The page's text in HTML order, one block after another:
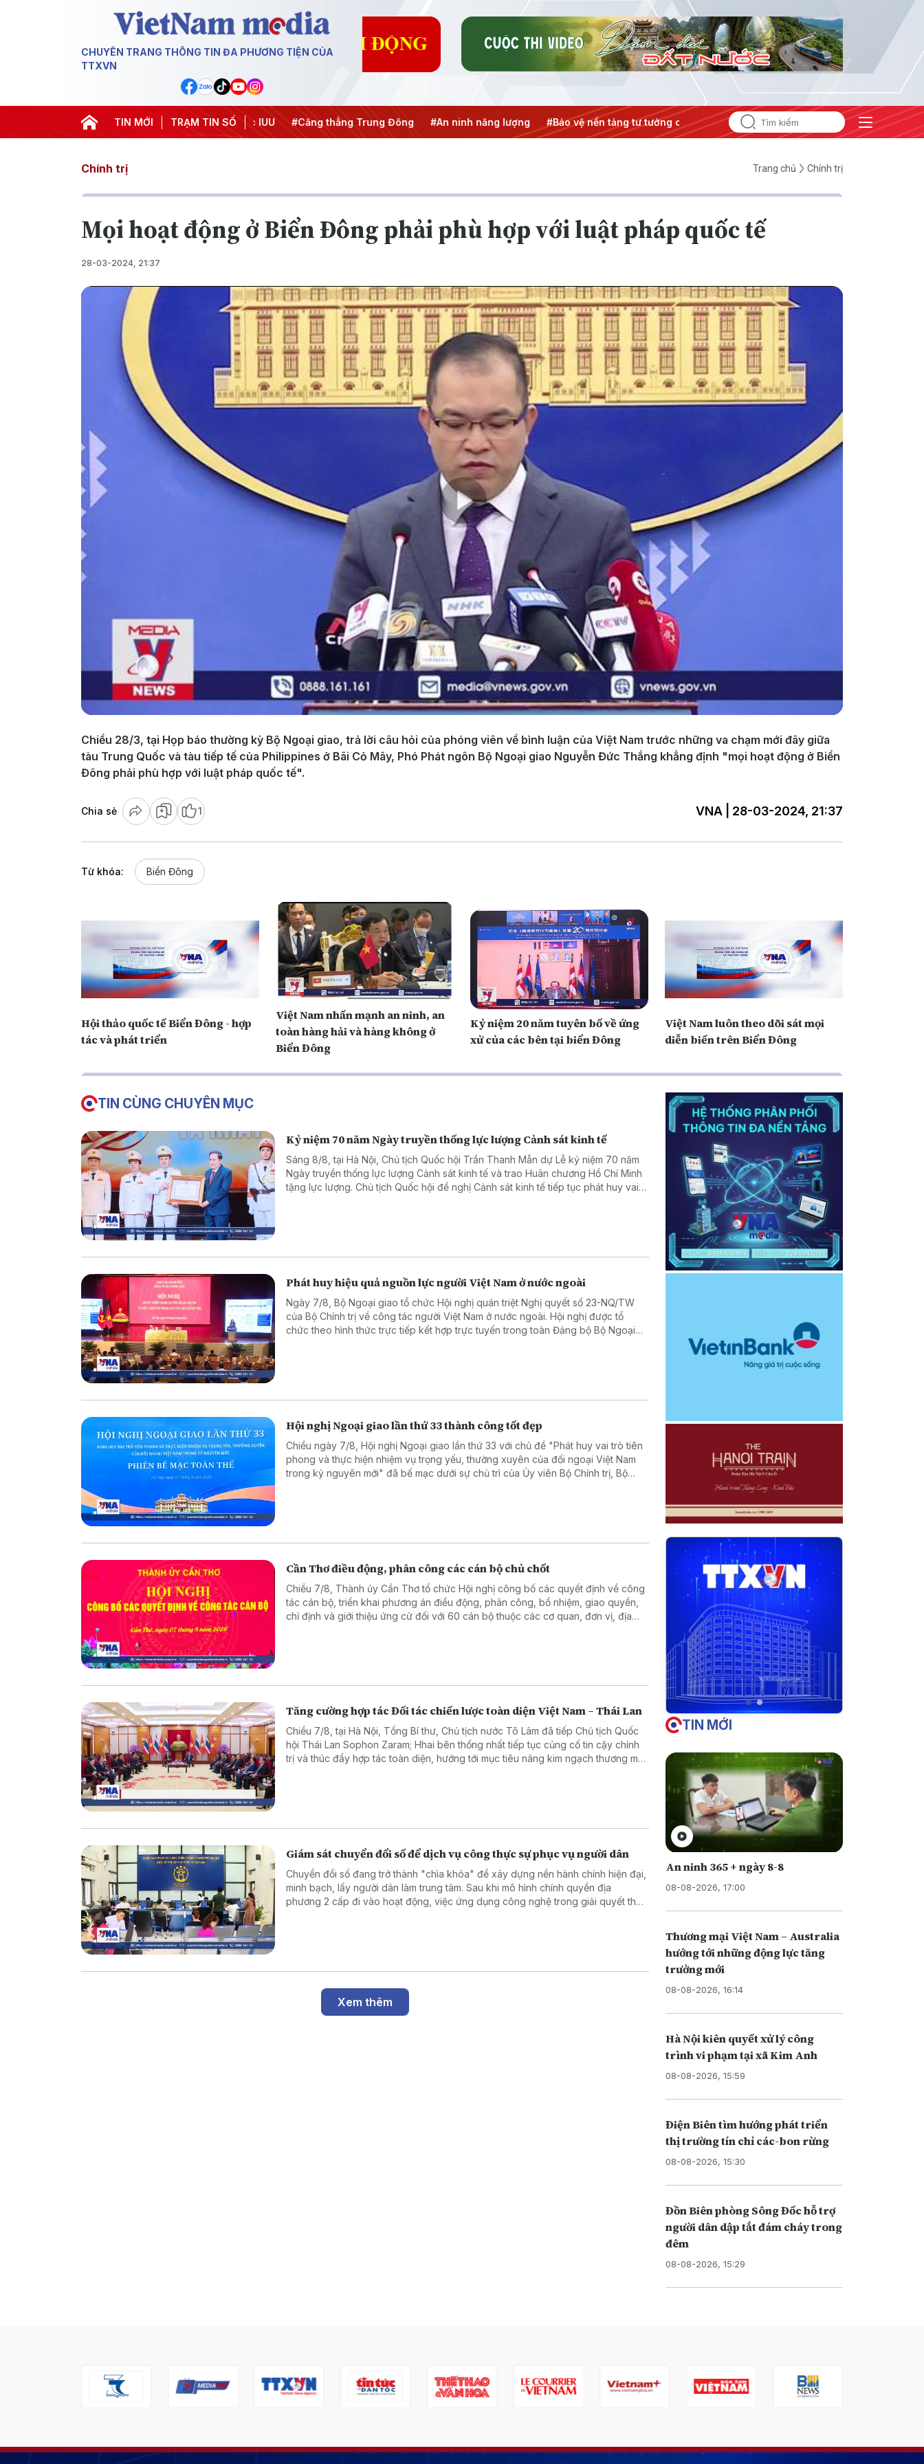
CHUYÊN TRANG THÔNG TIN ĐA PHƯƠNG TIỆN CỦA
TTXVN
TIN MỚI TRẠM TIN SỐ
dịch 500 ngày đêm #Chống khai thác IUU #Căng thẳng Trung Đông #An ninh năng lượng #Bảo vệ nền tảng tư tưởng của Đảng #Hội nghị Trung ương 3
Chính trị Trang chủ Chính trị
Mọi hoạt động ở Biển Đông phải phù hợp với luật pháp quốc tế
28-03-2024, 21:37
Play
Video
Chiều 28/3, tại Họp báo thường kỳ Bộ Ngoại giao, trả lời câu hỏi của phóng viên về bình luận của Việt Nam trước những va chạm mới đây giữa
tàu Trung Quốc và tàu tiếp tế của Philippines ở Bãi Cỏ Mây, Phó Phát ngôn Bộ Ngoại giao Nguyễn Đức Thắng khẳng định "mọi hoạt động ở Biển
Đông phải phù hợp với luật pháp quốc tế".
Chia sẻ 1 VNA | 28-03-2024, 21:37
Từ khóa: Biển Đông
Hội thảo quốc tế Biển Đông - hợp
tác và phát triển
Việt Nam nhấn mạnh an ninh, an
toàn hàng hải và hàng không ở
Biển Đông
Kỷ niệm 20 năm tuyên bố về ứng
xử của các bên tại biển Đông
Việt Nam luôn theo dõi sát mọi
diễn biến trên Biển Đông
TIN CÙNG CHUYÊN MỤC
Kỷ niệm 70 năm Ngày truyền thống lực lượng Cảnh sát kinh tế
Sáng 8/8, tại Hà Nội, Chủ tịch Quốc hội Trần Thanh Mẫn dự Lễ kỷ niệm 70 năm
Ngày truyền thống lực lượng Cảnh sát kinh tế và trao Huân chương Hồ Chí Minh
tặng lực lượng. Chủ tịch Quốc hội đề nghị Cảnh sát kinh tế tiếp tục phát huy vai
Phát huy hiệu quả nguồn lực người Việt Nam ở nước ngoài
Ngày 7/8, Bộ Ngoại giao tổ chức Hội nghị quán triệt Nghị quyết số 23-NQ/TW
của Bộ Chính trị về công tác người Việt Nam ở nước ngoài. Hội nghị được tổ
chức theo hình thức trực tiếp kết hợp trực tuyến trong toàn Đảng bộ Bộ Ngoại
Hội nghị Ngoại giao lần thứ 33 thành công tốt đẹp
Chiều ngày 7/8, Hội nghị Ngoại giao lần thứ 33 với chủ đề "Phát huy vai trò tiên
phong và thực hiện nhiệm vụ trọng yếu, thường xuyên của đối ngoại Việt Nam
trong kỷ nguyên mới" đã bế mạc dưới sự chủ trì của Ủy viên Bộ Chính trị, Bộ
Cần Thơ điều động, phân công các cán bộ chủ chốt
Chiều 7/8, Thành ủy Cần Thơ tổ chức Hội nghị công bố các quyết định về công
tác cán bộ, triển khai phương án điều động, phân công, bổ nhiệm, giao quyền,
chỉ định và giới thiệu ứng cử đối với 60 cán bộ thuộc các cơ quan, đơn vị, địa
Tăng cường hợp tác Đối tác chiến lược toàn diện Việt Nam – Thái Lan
Chiều 7/8, tại Hà Nội, Tổng Bí thư, Chủ tịch nước Tô Lâm đã tiếp Chủ tịch Quốc
hội Thái Lan Sophon Zaram; Hhai bên thống nhất tiếp tục củng cố tin cậy chính
trị và thúc đẩy hợp tác toàn diện, hướng tới mục tiêu nâng kim ngạch thương mại
Giám sát chuyển đổi số để dịch vụ công thực sự phục vụ người dân
Chuyển đổi số đang trở thành "chìa khóa" để xây dựng nền hành chính hiện đại,
minh bạch, lấy người dân làm trung tâm. Sau khi mô hình chính quyền địa
phương 2 cấp đi vào hoạt động, việc ứng dụng công nghệ trong giải quyết thủ
Xem thêm
TIN MỚI
An ninh 365 + ngày 8-8
08-08-2026, 17:00
Thương mại Việt Nam – Australia
hướng tới những động lực tăng
trưởng mới
08-08-2026, 16:14
Hà Nội kiên quyết xử lý công
trình vi phạm tại xã Kim Anh
08-08-2026, 15:59
Điện Biên tìm hướng phát triển
thị trường tín chỉ các-bon rừng
08-08-2026, 15:30
Đồn Biên phòng Sông Đốc hỗ trợ
người dân dập tắt đám cháy trong
đêm
08-08-2026, 15:29